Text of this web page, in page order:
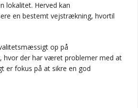
lokalitet. Herved kan
en bestemt vejstrækning, hvortil
op på
hvor der har været problemer med at
er fokus på at sikre en god